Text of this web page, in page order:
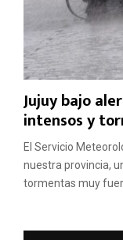
Jujuy bajo
intensos y
El Servicio
nuestra provincia,
tormentas muy